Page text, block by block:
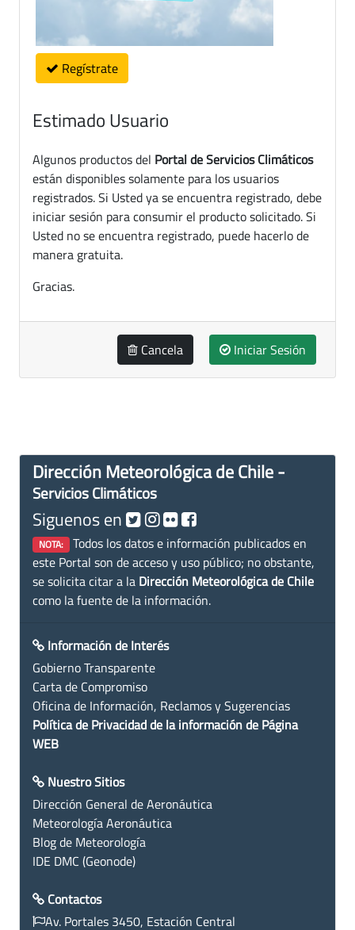
Regístrate
Estimado Usuario
Algunos productos del Portal de Servicios Climáticos
están disponibles solamente para los usuarios
registrados. Si Usted ya se encuentra registrado, debe
iniciar sesión para consumir el producto solicitado. Si
Usted no se encuentra registrado, puede hacerlo de
manera gratuita.
Gracias.
Cancela Iniciar Sesión
Dirección Meteorológica de Chile -
Servicios Climáticos
Siguenos en
NOTA: Todos los datos e información publicados en
este Portal son de acceso y uso público; no obstante,
se solicita citar a la Dirección Meteorológica de Chile
como la fuente de la información.
Información de Interés
Gobierno Transparente
Carta de Compromiso
Oficina de Información, Reclamos y Sugerencias
Política de Privacidad de la información de Página
WEB
Nuestro Sitios
Dirección General de Aeronáutica
Meteorología Aeronáutica
Blog de Meteorología
IDE DMC (Geonode)
Contactos
Av. Portales 3450, Estación Central